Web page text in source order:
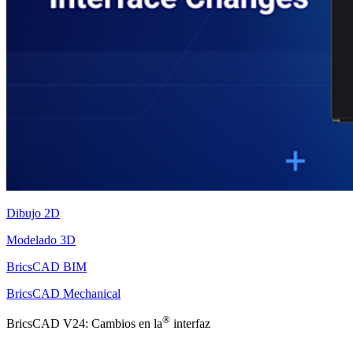
Dibujo 2D
Modelado 3D
BricsCAD BIM
BricsCAD Mechanical
BricsCAD V24: Cambios en la® interfaz